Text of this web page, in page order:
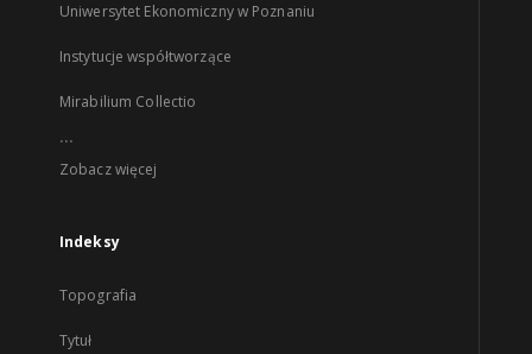
Uniwersytet Ekonomiczny w Poznaniu
Instytucje współtworzące
Mirabilium Collectio
...
Zobacz więcej
Indeksy
Topografia
Tytuł